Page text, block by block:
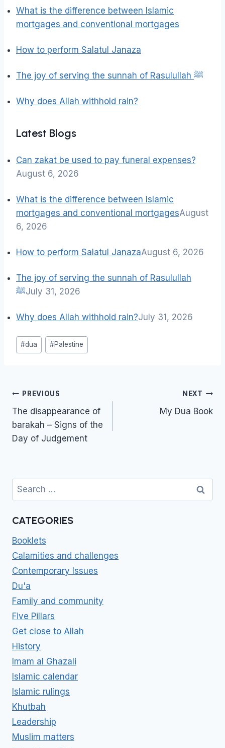
What is the difference between Islamic
mortgages and conventional mortgages
How to perform Salatul Janaza
The joy of serving the sunnah of Rasulullah ﷺ
Why does Allah withhold rain?
Latest Blogs
Can zakat be used to pay funeral expenses?
August 6, 2026
What is the difference between Islamic
mortgages and conventional mortgagesAugust
6, 2026
How to perform Salatul JanazaAugust 6, 2026
The joy of serving the sunnah of Rasulullah
ﷺJuly 31, 2026
Why does Allah withhold rain?July 31, 2026
Post
Tags:
#dua #Palestine
Post
navigation
PREVIOUS
The disappearance of
barakah – Signs of the
Day of Judgement
NEXT
My Dua Book
Search
for:
CATEGORIES
Booklets
Calamities and challenges
Contemporary Issues
Du'a
Family and community
Five Pillars
Get close to Allah
History
Imam al Ghazali
Islamic calendar
Islamic rulings
Khutbah
Leadership
Muslim matters